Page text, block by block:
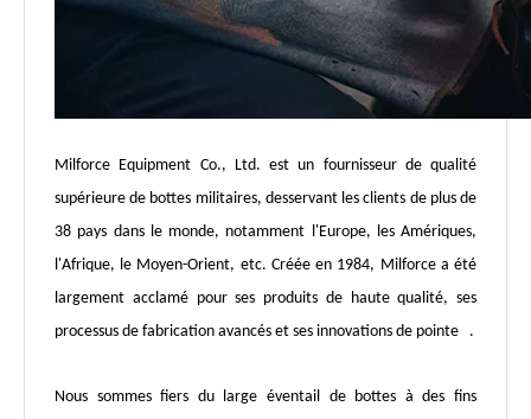
Milforce Equipment Co., Ltd. est un fournisseur de qualité
supérieure de bottes militaires, desservant les clients de plus de
38 pays dans le monde, notamment l'Europe, les Amériques,
l'Afrique, le Moyen-Orient, etc. Créée en 1984, Milforce a été
largement acclamé pour ses produits de haute qualité, ses
processus de fabrication avancés et ses innovations de pointe .
Nous sommes fiers du large éventail de bottes à des fins